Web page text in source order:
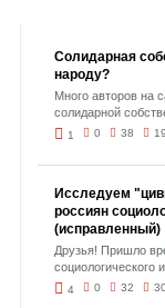
Солидарная
народу?
Много авторов на
солидарной
1 0 38
Исследуем
россиян
(исправленный)
Друзья! Пришло
социологического
4 0 32